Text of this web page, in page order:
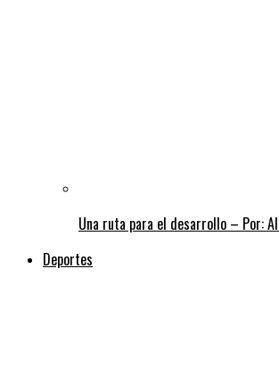
Una ruta para el desarrollo – Por:
Deportes